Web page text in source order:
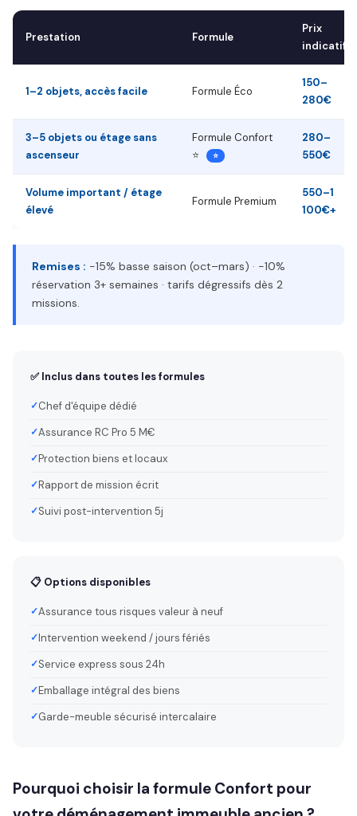
Prestation Formule
Prix
indicatif
1–2 objets, accès facile Formule Éco
150–
280€
3–5 objets ou étage sans
ascenseur
Formule Confort
⭐
⭐
280–
550€
Volume important / étage
élevé
Formule Premium
550–1
100€+
Remises : −15% basse saison (oct–mars) · −10%
réservation 3+ semaines · tarifs dégressifs dès 2
missions.
✅ Inclus dans toutes les formules
Chef d'équipe dédié
Assurance RC Pro 5 M€
Protection biens et locaux
Rapport de mission écrit
Suivi post-intervention 5j
📋 Options disponibles
Assurance tous risques valeur à neuf
Intervention weekend / jours fériés
Service express sous 24h
Emballage intégral des biens
Garde-meuble sécurisé intercalaire
Pourquoi choisir la formule Confort pour